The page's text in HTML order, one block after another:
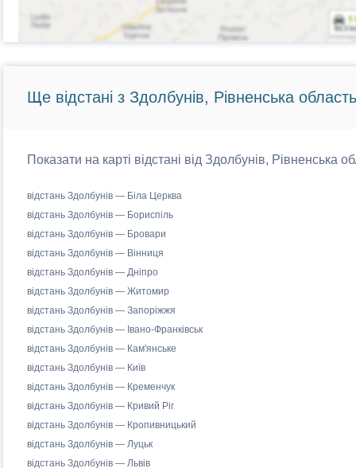
Ще відстані з Здолбунів, Рівненська
Показати на карті відстані від Здолбунів, Рівненська
відстань Здолбунів — Біла Церква
відстань Здолбунів — Бориспіль
відстань Здолбунів — Бровари
відстань Здолбунів — Вінниця
відстань Здолбунів — Дніпро
відстань Здолбунів — Житомир
відстань Здолбунів — Запоріжжя
відстань Здолбунів — Івано-Франківськ
відстань Здолбунів — Кам'янське
відстань Здолбунів — Київ
відстань Здолбунів — Кременчук
відстань Здолбунів — Кривий Ріг
відстань Здолбунів — Кропивницький
відстань Здолбунів — Луцьк
відстань Здолбунів — Львів